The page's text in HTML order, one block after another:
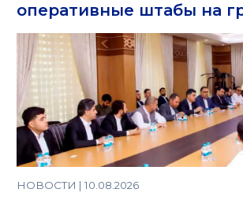
оперативные штабы на
НОВОСТИ | 10.08.2026